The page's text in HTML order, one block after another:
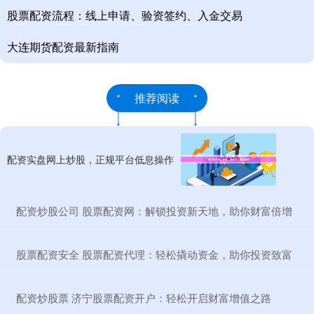
股票配资流程：线上申请、验资签约、入金交易
大连期货配资最新指南
推荐阅读
配资实盘网上炒股，正规平台低息操作
​配资炒股公司 股票配资网：解锁投资新天地，助你财富倍增
​股票配资安全 股票配资代理：轻松撬动资金，助你投资致富
​配资炒股票 济宁股票配资开户：轻松开启财富增值之路